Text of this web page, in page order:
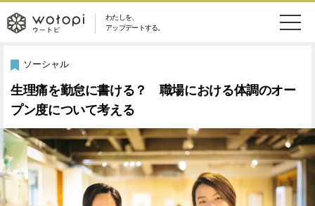
わたしを、
アップデートする。
wotopi
-
ウ
ー
ト
メ
ニ
ュ
ー
恋愛・結婚
美容・コスメ 妊娠・出産
健康 ワークスタイル
ライフスタイル ファッション
ソーシャル SDGs
ソーシャル
生理痛を勤怠に書ける？ 職場における体調のオー
プン度について考える